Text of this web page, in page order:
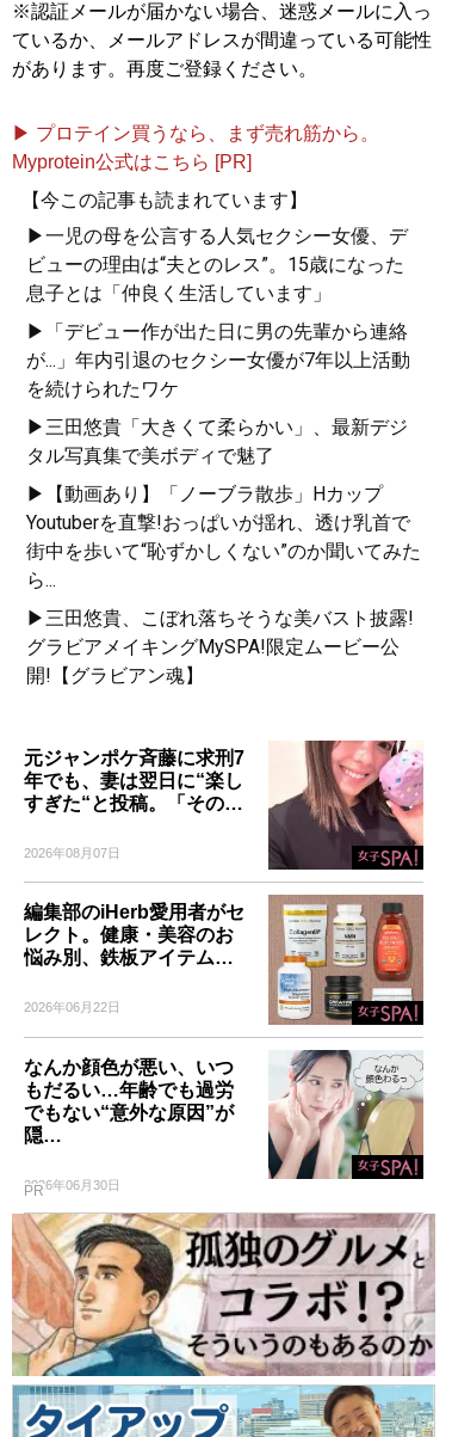
※認証メールが届かない場合、迷惑メールに入っ
ているか、メールアドレスが間違っている可能性
があります。再度ご登録ください。
▶ プロテイン買うなら、まず売れ筋から。
Myprotein公式はこちら [PR]
【今この記事も読まれています】
▶一児の母を公言する人気セクシー女優、デ
ビューの理由は“夫とのレス”。15歳になった
息子とは「仲良く生活しています」
▶「デビュー作が出た日に男の先輩から連絡
が...」年内引退のセクシー女優が7年以上活動
を続けられたワケ
▶三田悠貴「大きくて柔らかい」、最新デジ
タル写真集で美ボディで魅了
▶【動画あり】「ノーブラ散歩」Hカップ
Youtuberを直撃!おっぱいが揺れ、透け乳首で
街中を歩いて“恥ずかしくない”のか聞いてみた
ら...
▶三田悠貴、こぼれ落ちそうな美バスト披露!
グラビアメイキングMySPA!限定ムービー公
開!【グラビアン魂】
元ジャンポケ斉藤に求刑7
年でも、妻は翌日に“楽し
すぎた“と投稿。「その…
2026年08月07日
編集部のiHerb愛用者がセ
レクト。健康・美容のお
悩み別、鉄板アイテム…
2026年06月22日
なんか顔色が悪い、いつ
もだるい…年齢でも過労
でもない“意外な原因”が
隠…
2026年06月30日
PR